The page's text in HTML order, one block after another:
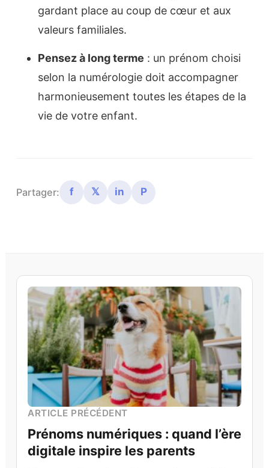
gardant place au coup de cœur et aux
valeurs familiales.
Pensez à long terme : un prénom choisi
selon la numérologie doit accompagner
harmonieusement toutes les étapes de la
vie de votre enfant.
Partager: f 𝕏 in P
ARTICLE PRÉCÉDENT
Prénoms numériques : quand l’ère
digitale inspire les parents